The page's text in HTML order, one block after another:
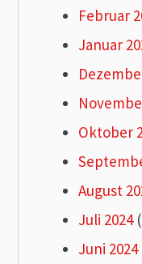
Februar
Januar
Oktober
August
Juli 2024
Juni 2024